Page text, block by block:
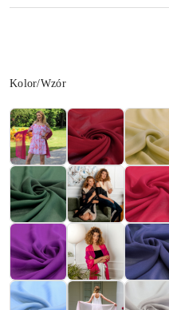
Wariant
Kolor/Wzór